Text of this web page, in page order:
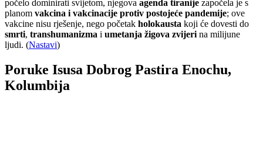
počelo dominirati svijetom, njegova agenda tiranije započela je s
planom vakcina i vakcinacije protiv postojeće pandemije; ove
vakcine nisu rješenje, nego početak holokausta koji će dovesti do
smrti, transhumanizma i umetanja žigova zvijeri na milijune
ljudi. (Nastavi)
Poruke Isusa Dobrog Pastira Enochu,
Kolumbija